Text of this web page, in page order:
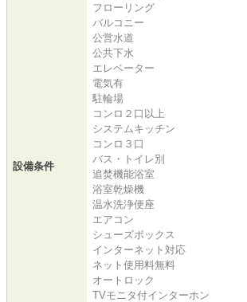
設備条件
フローリング
バルコニー
公営水道
公共下水
エレベーター
電気有
駐輪場
コンロ２口以上
システムキッチン
コンロ３口
バス・トイレ別
追焚機能浴室
浴室乾燥機
温水洗浄便座
エアコン
シューズボックス
インターネット対応
ネット使用料無料
オートロック
TVモニタ付インターホン